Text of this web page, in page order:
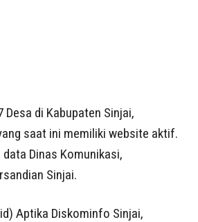
Desa di Kabupaten Sinjai,
saat ini memiliki website aktif.
Dinas Komunikasi,
Sinjai.
Aptika Diskominfo Sinjai,